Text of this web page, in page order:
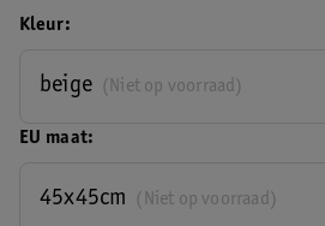
EU maat
(Niet op voorraad)
45x45cm
Kleur
(Niet op voorraad)
beige